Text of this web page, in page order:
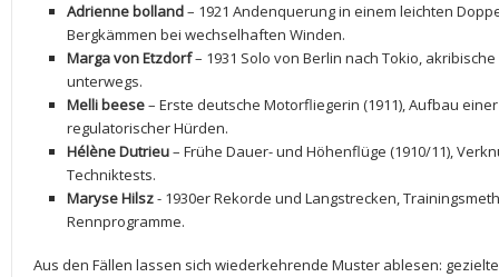
Adrienne bolland– 1921 Andenquerung in einem leichten
Bergkämmen bei wechselhaften Winden.
Marga von Etzdorf– 1931 Solo⁤ von Berlin ​nach Tokio,
⁣unterwegs.
Melli beese– ⁢Erste⁤ deutsche Motorfliegerin (1911), Aufbau
regulatorischer Hürden.
Hélène Dutrieu– Frühe Dauer- und Höhenflüge (1910/11),
Techniktests.
Maryse Hilsz⁣- 1930er Rekorde ‌und Langstrecken,
Rennprogramme.
Aus den Fällen lassen sich wiederkehrende Muster ablesen: